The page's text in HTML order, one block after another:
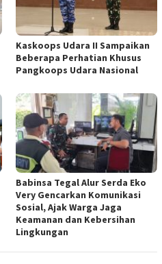
Kaskoops Udara II Sampaikan
Beberapa Perhatian Khusus
Pangkoops Udara Nasional
Babinsa Tegal Alur Serda Eko
Very Gencarkan Komunikasi
Sosial, Ajak Warga Jaga
Keamanan dan Kebersihan
Lingkungan